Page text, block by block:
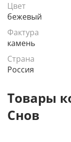
Цвет
бежевый
Фактура
камень
Страна
Россия
Товары
Снов